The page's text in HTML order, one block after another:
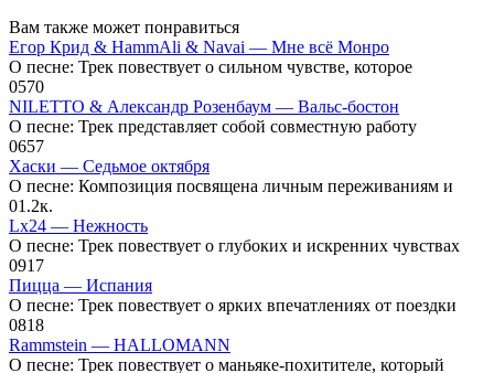
Вам также может понравиться
Егор Крид & HammAli & Navai — Мне всё Монро
О песне: Трек повествует о сильном чувстве, которое
0570
NILETTO & Александр Розенбаум — Вальс-бостон
О песне: Трек представляет собой совместную работу
0657
Хаски — Седьмое октября
О песне: Композиция посвящена личным переживаниям и
01.2к.
Lx24 — Нежность
О песне: Трек повествует о глубоких и искренних чувствах
0917
Пицца — Испания
О песне: Трек повествует о ярких впечатлениях от поездки
0818
Rammstein — HALLOMANN
О песне: Трек повествует о маньяке-похитителе, который